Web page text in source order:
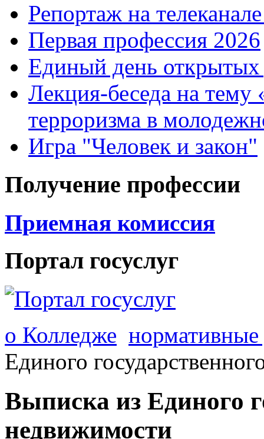
Репортаж на
Первая профессия 2026
Единый день открытых
Лекция-беседа на тему
терроризма в
Игра "Человек и закон"
Получение профессии
Приемная комиссия
Портал госуслуг
о Колледже
Единого
Выписка из Единого
недвижимости